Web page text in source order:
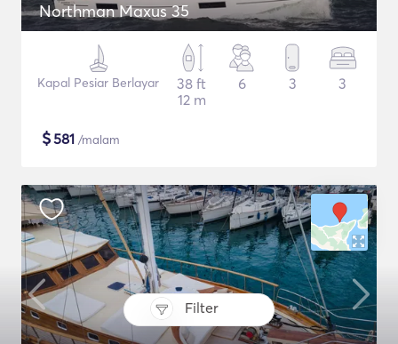
Filter
Northman Maxus 35
Kapal Pesiar Berlayar
38 ft
12 m
6 3 3
$581 /malam